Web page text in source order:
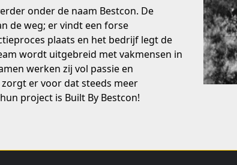
onder de naam Bestcon. De
de weg; er vindt een forse
plaats en het bedrijf legt de
wordt uitgebreid met vakmensen in
werken zij vol passie en
er voor dat steeds meer
project is Built By Bestcon!